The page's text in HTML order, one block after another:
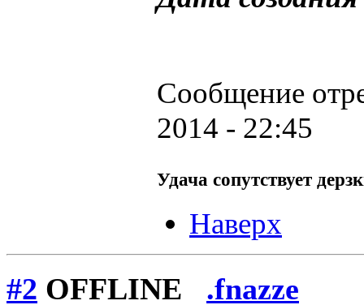
F@NTOM : (18 декабря 2021 - 23:27
Сообщение
2014 - 22:45
Удача сопутствует
Наверх
#2 OFFLINE .fnazze